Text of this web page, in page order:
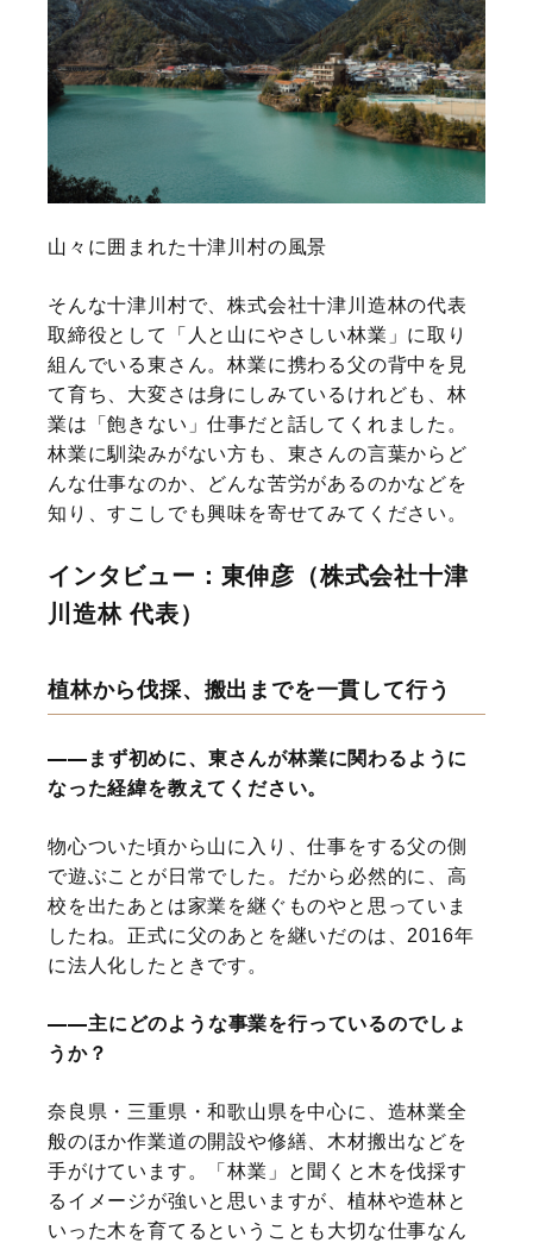
山々に囲まれた十津川村の風景
そんな十津川村で、株式会社十津川造林の代表
取締役として「人と山にやさしい林業」に取り
組んでいる東さん。林業に携わる父の背中を見
て育ち、大変さは身にしみているけれども、林
業は「飽きない」仕事だと話してくれました。
林業に馴染みがない方も、東さんの言葉からど
んな仕事なのか、どんな苦労があるのかなどを
知り、すこしでも興味を寄せてみてください。
インタビュー：東伸彦（株式会社十津
川造林 代表）
植林から伐採、搬出までを一貫して行う
まず初めに、東さんが林業に関わるように
なった経緯を教えてください。
物心ついた頃から山に入り、仕事をする父の側
で遊ぶことが日常でした。だから必然的に、高
校を出たあとは家業を継ぐものやと思っていま
したね。正式に父のあとを継いだのは、2016年
に法人化したときです。
主にどのような事業を行っているのでしょ
うか？
奈良県・三重県・和歌山県を中心に、造林業全
般のほか作業道の開設や修繕、木材搬出などを
手がけています。「林業」と聞くと木を伐採す
るイメージが強いと思いますが、植林や造林と
いった木を育てるということも大切な仕事なん